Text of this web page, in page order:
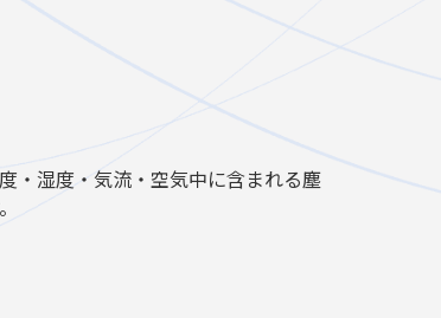
・湿度・気流・空気中に含まれる塵